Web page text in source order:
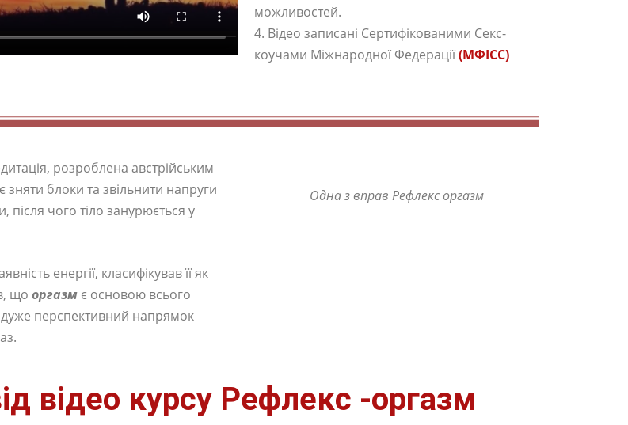
можливостей.
4. Відео записані Сертифікованими Секс-
коучами Міжнародної Федерації(МФІСС)
розроблена австрійським
блоки та звільнити напруги
чого тіло занурюється у
енергії, класифікував її як
що оргазм є основою всього
дуже перспективний напрямок
Одна з вправ Рефлекс оргазм
відео курсу Рефлекс -оргазм